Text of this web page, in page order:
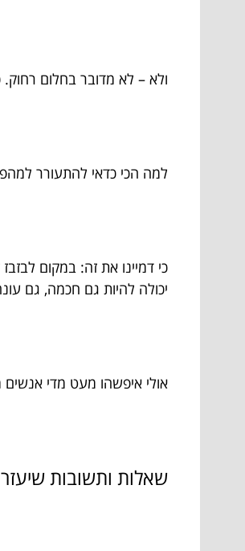
ולא – לא מדובר בחלום רחוק.
למה הכי כדאי להתעורר
כי דמיינו את זה: במקום
יכולה להיות גם חכמה, גם
אולי איפשהו מעט מדי
שאלות ותשובות